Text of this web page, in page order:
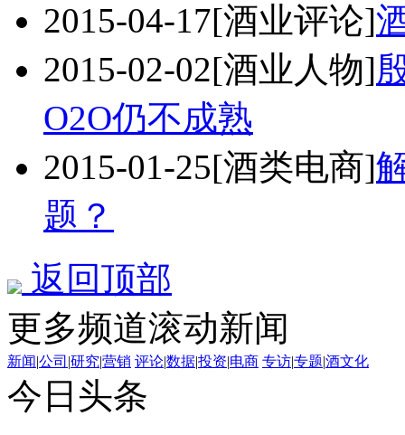
2015-04-17[酒业评论]
2015-02-02[酒业人物]
O2O仍不成熟
2015-01-25[酒类电商]
题？
返回顶部
更多频道滚动新闻
新闻|公司 |研究|营销 评论|数据|投资|电商 专访|专题|酒文化
今日头条